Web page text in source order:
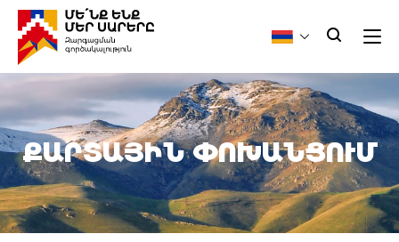
ՔԱՐՏԱՅԻՆ ՓՈԽԱՆՑՈՒՄ